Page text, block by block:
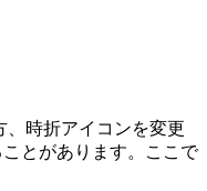
時折アイコンを変更
とがあります。ここで